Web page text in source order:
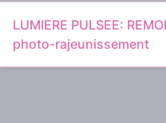
LUMIERE PULSEE:
photo-rajeunissement